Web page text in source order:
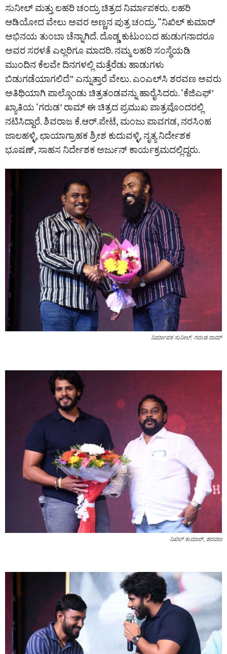
ಸುನೀಲ್ ಮತ್ತು ಲಹರಿ ಚಂದ್ರು ಚಿತ್ರದ ನಿರ್ಮಾಪಕರು. ಲಹರಿ
ಆಡಿಯೋದ ವೇಲು ಅವರ ಅಣ್ಣನ ಪುತ್ರ ಚಂದ್ರು. “ನಿಖಿಲ್ ಕುಮಾರ್
ಅಭಿನಯ ತುಂಬಾ ಚೆನ್ನಾಗಿದೆ. ದೊಡ್ಡ ಕುಟುಂಬದ ಹುಡುಗನಾದರೂ
ಅವರ ಸರಳತೆ ಎಲ್ಲರಿಗೂ ಮಾದರಿ. ನಮ್ಮ ಲಹರಿ ಸಂಸ್ಥೆಯಡಿ
ಮುಂದಿನ ಕೆಲವೇ ದಿನಗಳಲ್ಲಿ ಮತ್ತೆರೆಡು ಹಾಡುಗಳು
ಬಿಡುಗಡೆಯಾಗಲಿದೆ” ಎನ್ನುತ್ತಾರೆ ವೇಲು. ಎಂಎಲ್‌ಸಿ ಶರವಣ ಅವರು
ಅತಿಥಿಯಾಗಿ ಪಾಲ್ಗೊಂಡು ಚಿತ್ರತಂಡವನ್ನು ಹಾರೈಸಿದರು. ‘ಕೆಜಿಎಫ್‌’
ಖ್ಯಾತಿಯ ‘ಗರುಡ’ ರಾಮ್‌ ಈ ಚಿತ್ರದ ಪ್ರಮುಖ ಪಾತ್ರವೊಂದರಲ್ಲಿ
ನಟಿಸಿದ್ದಾರೆ. ಶಿವರಾಜ ಕೆ.ಆರ್‌.ಪೇಟೆ, ಮಂಜು ಪಾವಗಡ, ನರಸಿಂಹ
ಜಾಲಹಳ್ಳಿ, ಛಾಯಾಗ್ರಾಹಕ ಶ್ರೀಶ ಕುದುವಳ್ಳಿ, ನೃತ್ಯ ನಿರ್ದೇಶಕ
ಭೂಷಣ್, ಸಾಹಸ ನಿರ್ದೇಶಕ ಅರ್ಜುನ್ ಕಾರ್ಯಕ್ರಮದಲ್ಲಿದ್ದರು.
ನಿರ್ಮಾಪಕ ಸುನೀಲ್‌, ಗರುಡ ರಾಮ್‌
ನಿಖಿಲ್ ಕುಮಾರ್‌, ಶರವಣ